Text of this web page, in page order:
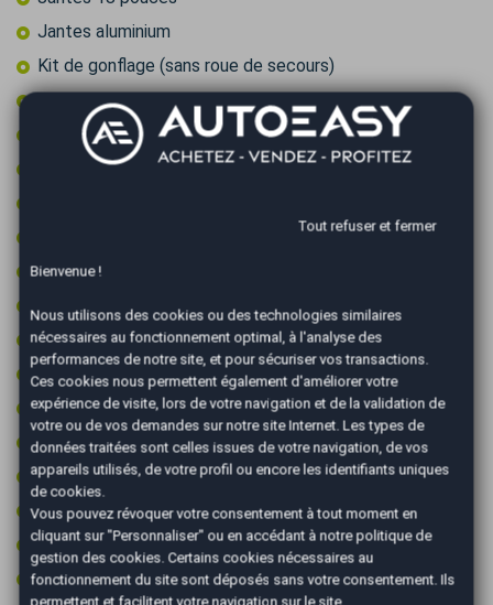
Jantes aluminium
Kit de gonflage (sans roue de secours)
Limiteur de vitesse
Ordinateur de bord
Ouverture de coffre main libre
Pack visibilite
Pare-brise chauffant
Peinture integrale
Première main
Prise 12v
Prise audio USB
Projecteurs xénon
Radar arrière de détection d'obstacles
Radar avant de détection d'obstacles
Reconnaissance des panneaux de signalisation
Tout refuser et fermer
Bienvenue !
Nous utilisons des cookies ou des technologies similaires
nécessaires au fonctionnement optimal, à l'analyse des
performances de notre site, et pour sécuriser vos transactions.
Ces cookies nous permettent également d'améliorer votre
expérience de visite, lors de votre navigation et de la validation de
votre ou de vos demandes sur notre site Internet. Les types de
données traitées sont celles issues de votre navigation, de vos
appareils utilisés, de votre profil ou encore les identifiants uniques
de cookies.
Vous pouvez révoquer votre consentement à tout moment en
cliquant sur "Personnaliser" ou en accédant à notre politique de
gestion des cookies. Certains cookies nécessaires au
fonctionnement du site sont déposés sans votre consentement. Ils
permettent et facilitent votre navigation sur le site.